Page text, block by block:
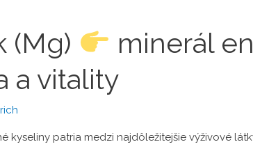
(Mg)
minerál
a vitality
kyseliny patria medzi najdôležitejšie výživové